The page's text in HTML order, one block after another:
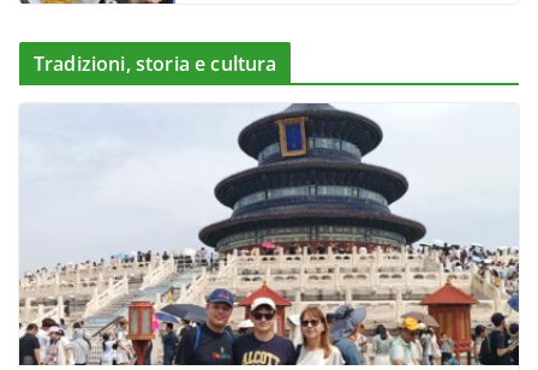
Tradizioni, storia e cultura